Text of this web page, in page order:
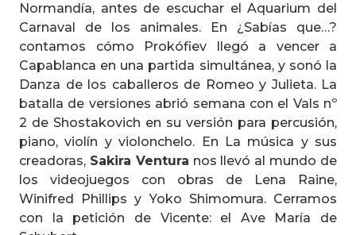
Normandía, antes de escuchar el Aquarium del
Carnaval de los animales. En ¿Sabías que…?
contamos cómo Prokófiev llegó a vencer a
Capablanca en una partida simultánea, y sonó la
Danza de los caballeros de Romeo y Julieta. La
batalla de versiones abrió semana con el Vals nº
2 de Shostakovich en su versión para percusión,
piano, violín y violonchelo. En La música y sus
creadoras, Sakira Ventura nos llevó al mundo de
los videojuegos con obras de Lena Raine,
Winifred Phillips y Yoko Shimomura. Cerramos
con la petición de Vicente: el Ave María de